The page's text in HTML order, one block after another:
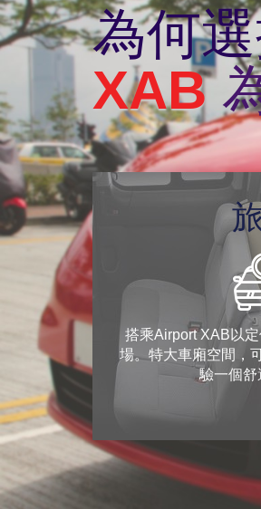
為何
XAB
搭乘Airport XAB以
場。特大車廂空間，
驗一個舒